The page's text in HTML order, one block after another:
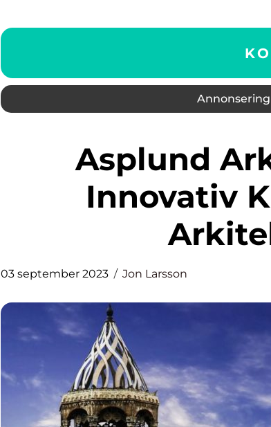
Annonsering
Asplund Arkitekt – En
Innovativ
03 september 2023 Jon Larsson